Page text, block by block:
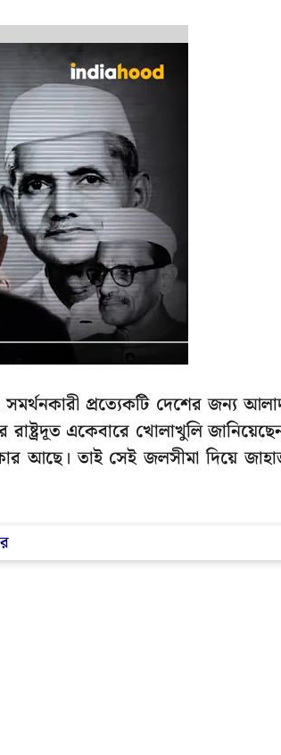
প্রত্যেকটি দেশের জন্য
রাষ্ট্রদূত একেবারে খোলাখুলি
আছে। তাই সেই জলসীমা দিয়ে